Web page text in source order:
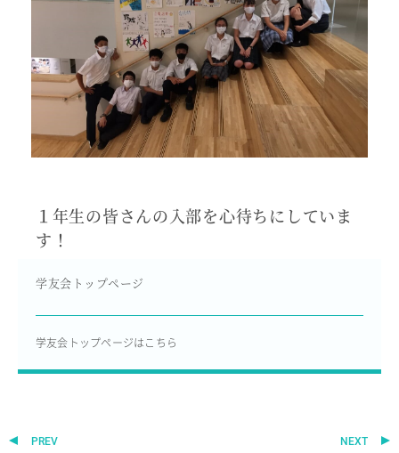
１年生の皆さんの入部を心待ちにしていま
す！
学友会トップページ
学友会トップページはこちら
PREV NEXT